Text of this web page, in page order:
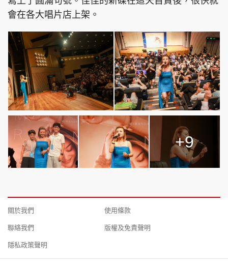
會在各大唱片店上架。
+9
關於我們
聯絡我們
隱私政策聲明
使用條款
版權及免責聲明